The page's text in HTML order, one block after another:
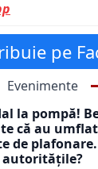
pe
Evenimente
la pompă!
că au
de plafonare.
autoritățile?